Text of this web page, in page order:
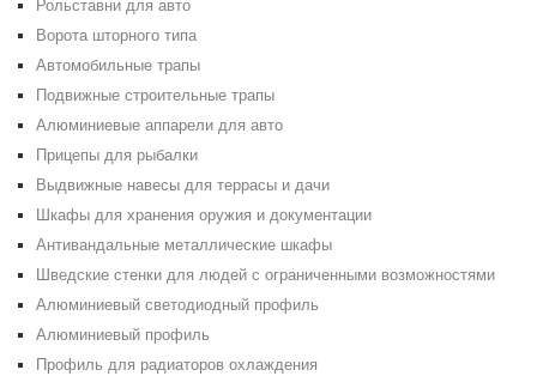
Рольставни для авто
Ворота шторного типа
Автомобильные трапы
Подвижные строительные трапы
Алюминиевые аппарели для авто
Прицепы для рыбалки
Выдвижные навесы для террасы и дачи
Шкафы для хранения оружия и документации
Антивандальные металлические шкафы
Шведские стенки для людей с ограниченными возможностями
Алюминиевый светодиодный профиль
Алюминиевый профиль
Профиль для радиаторов охлаждения